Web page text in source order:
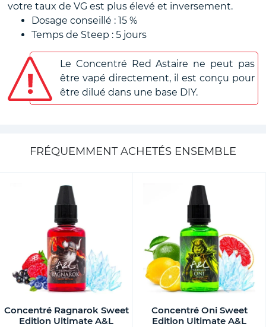
votre taux de VG est plus élevé et inversement.
Dosage conseillé : 15 %
Temps de Steep : 5 jours
Le Concentré Red Astaire ne peut pas
être vapé directement, il est conçu pour
être dilué dans une base DIY.
FRÉQUEMMENT ACHETÉS ENSEMBLE
Concentré Ragnarok Sweet
Edition Ultimate A&L
Concentré Oni Sweet
Edition Ultimate A&L